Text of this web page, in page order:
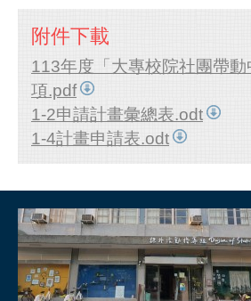
附件下載
113年度「大專校院社團帶
項.pdf
1-2申請計畫彙總表.odt
1-4計畫申請表.odt